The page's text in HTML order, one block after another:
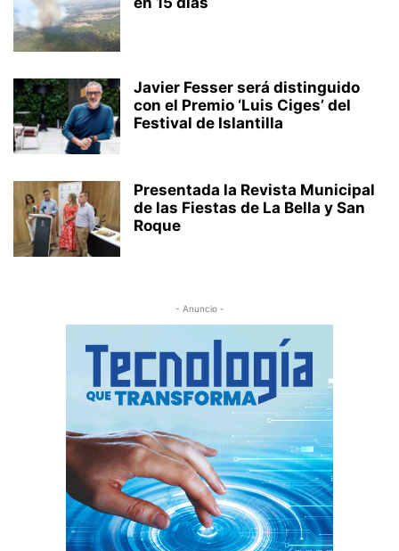
Javier Fesser será distinguido
con el Premio ‘Luis Ciges’ del
Festival de Islantilla
Presentada la Revista Municipal
de las Fiestas de La Bella y San
Roque
- Anuncio -